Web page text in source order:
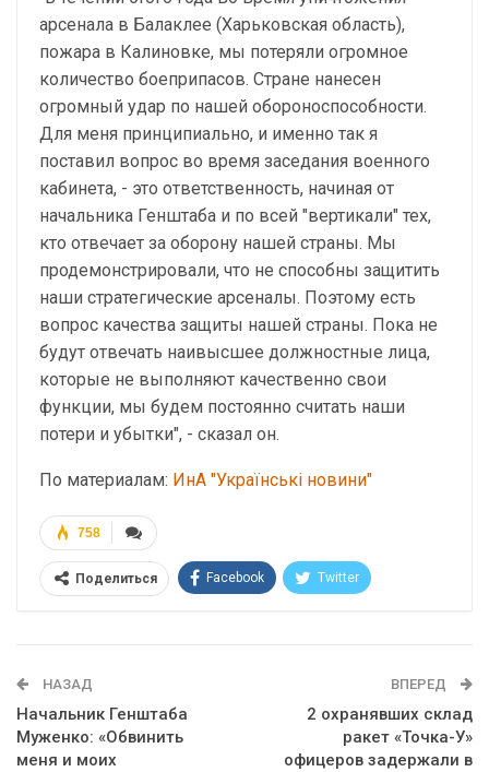
арсенала в Балаклее (Харьковская область),
пожара в Калиновке, мы потеряли огромное
количество боеприпасов. Стране нанесен
огромный удар по нашей обороноспособности.
Для меня принципиально, и именно так я
поставил вопрос во время заседания военного
кабинета, - это ответственность, начиная от
начальника Генштаба и по всей "вертикали" тех,
кто отвечает за оборону нашей страны. Мы
продемонстрировали, что не способны защитить
наши стратегические арсеналы. Поэтому есть
вопрос качества защиты нашей страны. Пока не
будут отвечать наивысшее должностные лица,
которые не выполняют качественно свои
функции, мы будем постоянно считать наши
потери и убытки", - сказал он.
По материалам: ИнА "Українські новини"
758
Поделиться Facebook Twitter
НАЗАД
Начальник Генштаба
Муженко: «Обвинить
меня и моих
ВПЕРЕД
2 охранявших склад
ракет «Точка-У»
офицеров задержали в